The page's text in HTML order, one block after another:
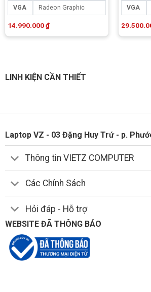
VGA Radeon Graphic
14.990.000₫
VGA
LINH KIỆN CẦN THIẾT
Laptop VZ - 03 Đặng Huy Trứ - p.
Thông tin VIETZ COMPUTER
Các Chính Sách
Hỏi đáp - Hỗ trợ
WEBSITE ĐÃ THÔNG BÁO